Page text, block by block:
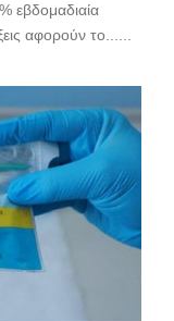
εβδομαδιαία
αφορούν το......